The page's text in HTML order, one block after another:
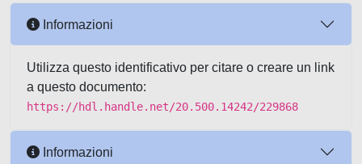
Informazioni
Utilizza questo identificativo per citare o creare un link
a questo documento:
https://hdl.handle.net/20.500.14242/229868
Informazioni